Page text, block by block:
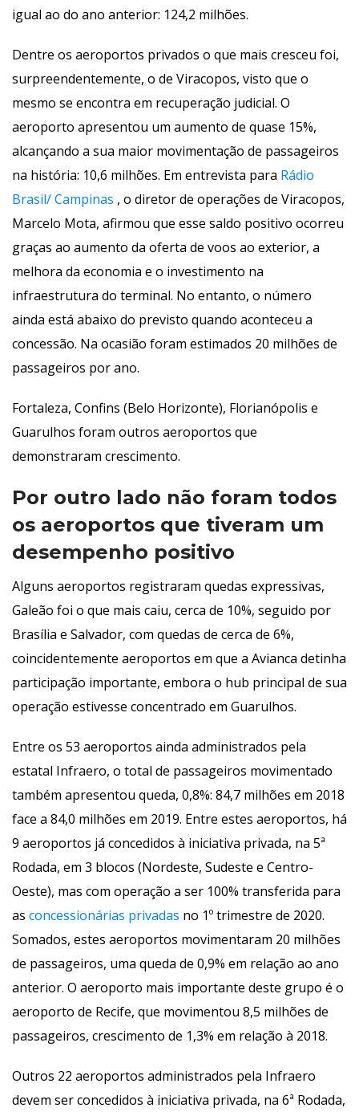
igual ao do ano anterior: 124,2 milhões.
Dentre os aeroportos privados o que mais cresceu foi,
urpreendentemente, o de Viracopos, visto que o
mesmo se encontra em recuperação judicial. O
aeroporto apresentou um aumento de quase 15%,
alcançando a sua maior movimentação de passageiros
na história: 10,6 milhões. Em entrevista para Rádio
Brasil/ Campina , o diretor de operações de Viracopos,
Marcelo Mota, afirmou que esse saldo positivo ocorreu
graças ao aumento da oferta de voos ao exterior, a
melhora da economia e o investimento na
infraestrutura do terminal. No entanto, o número
ainda está abaixo do previsto quando aconteceu a
concessão. Na ocasião foram estimados 20 milhões de
passageiros por ano.
Fortaleza, Confins (Belo Horizonte), Florianópolis e
Guarulhos foram outros aeroportos que
demonstraram crescimento.
Por outro lado não foram todos
os aeroportos que tiveram um
desempenho positivo
Alguns aeroportos registraram quedas expressivas,
Galeão foi o que mais caiu, cerca de 10%, seguido por
Brasília e Salvador, com quedas de cerca de 6%,
coincidentemente aeroportos em que a Avianca detinha
participação importante, embora o hub principal de sua
operação estivesse concentrado em Guarulhos.
Entre os 53 aeroportos ainda administrados pela
estatal Infraero, o total de passageiros movimentado
também apresentou queda, 0,8%: 84,7 milhões em 2018
face a 84,0 milhões em 2019. Entre estes aeroportos, há
9 aeroportos já concedidos à iniciativa privada, na 5ª
Rodada, em 3 blocos (Nordeste, Sudeste e Centro-
Oeste), mas com operação a ser 100% transferida para
as concessionárias privada no 1º trimestre de 2020.
Somados, estes aeroportos movimentaram 20 milhões
de passageiros, uma queda de 0,9% em relação ao ano
anterior. O aeroporto mais importante deste grupo é o
aeroporto de Recife, que movimentou 8,5 milhões de
passageiros, crescimento de 1,3% em relação à 2018.
Outros 22 aeroportos administrados pela Infraero
devem ser concedidos à iniciativa privada, na 6ª Rodada,